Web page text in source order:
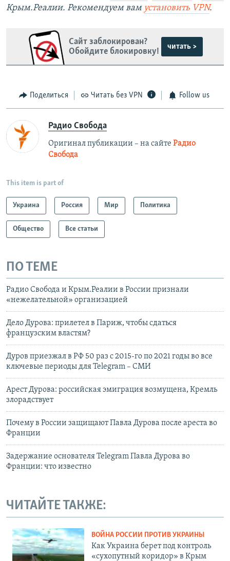
Крым.Реалии. Рекомендуем вам установить VPN.
Сайт заблокирован?
Обойдите блокировку!
читать >
Поделиться Читать без VPN Follow us
Радио Свобода
Оригинал публикации – на сайте Радио
Свобода
This item is part of
Украина Россия Мир Политика
Общество Все статьи
ПО ТЕМЕ
Радио Свобода и Крым.Реалии в России признали
«нежелательной» организацией
Дело Дурова: прилетел в Париж, чтобы сдаться
французским властям?
Дуров приезжал в РФ 50 раз с 2015-го по 2021 годы во все
ключевые периоды для Telegram – СМИ
Арест Дурова: российская эмиграция возмущена, Кремль
злорадствует
Почему в России защищают Павла Дурова после ареста во
Франции
Задержание основателя Telegram Павла Дурова во
Франции: что известно
ЧИТАЙТЕ ТАКЖЕ:
ВОЙНА РОССИИ ПРОТИВ УКРАИНЫ
Как Украина берет под контроль
«сухопутный коридор» в Крым